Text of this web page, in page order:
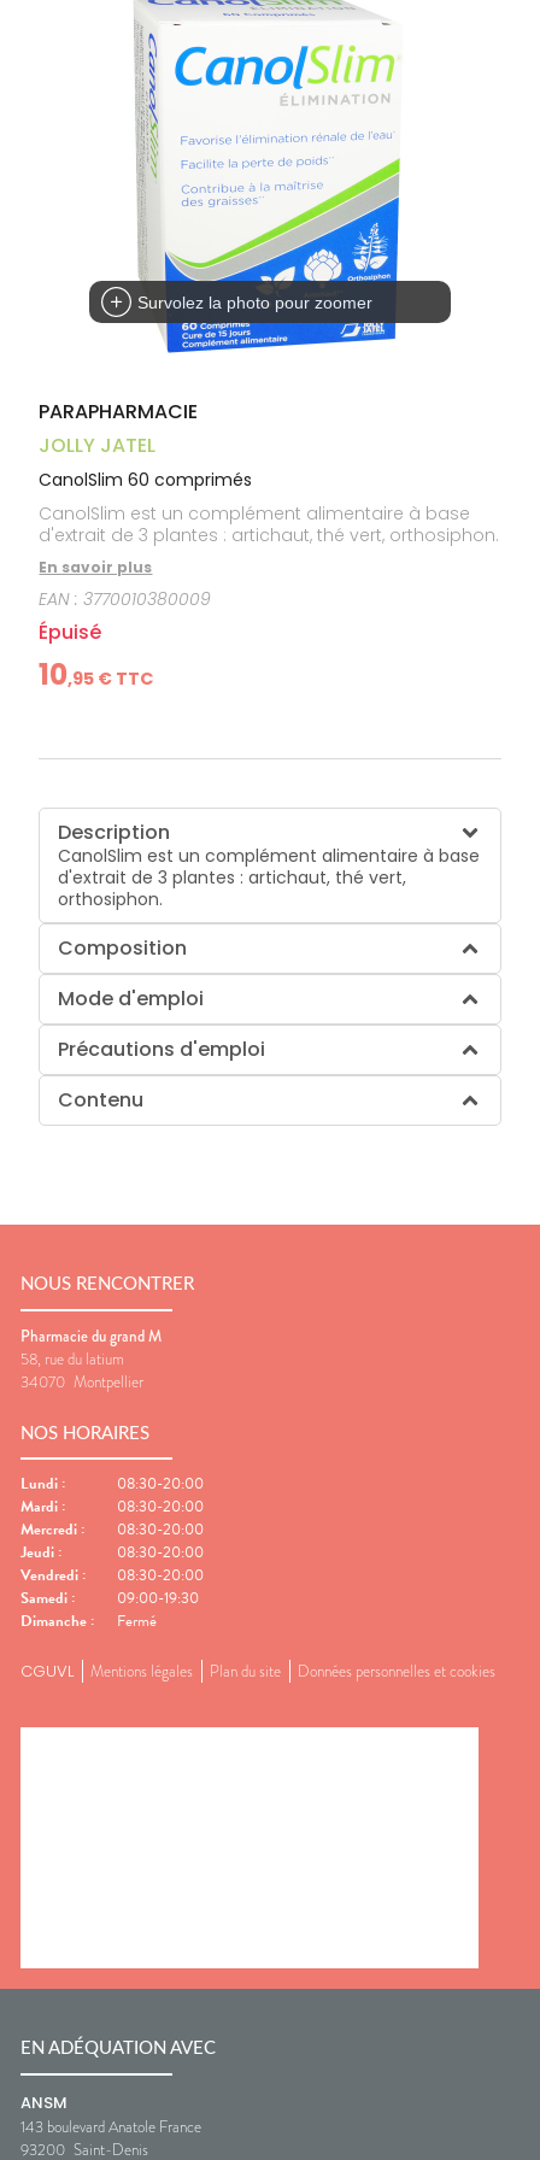
Orthopédie
Trousse à
pharmacie
Aliments
Compléments
alimentaires
Dispositifs
médicaux
Vétérinaire
VISAGE-
CORPS-
CHEVEUX
Etendre
Cheveux
Corps
Homme
Solaire
Visage
PHARMACIES
DE GARDE
VOTRE
APPLICATION
DE SANTÉ
Survolez la photo pour zoomer
PARAPHARMACIE
JOLLY JATEL
CanolSlim 60 comprimés
CanolSlim est un complément alimentaire à base
d'extrait de 3 plantes : artichaut, thé vert, orthosiphon.
En savoir plus
EAN :3770010380009
Épuisé
10,95 € TTC
Description
CanolSlim est un complément alimentaire à base
d'extrait de 3 plantes : artichaut, thé vert,
orthosiphon.
Composition
Mode d'emploi
Précautions d'emploi
Contenu
NOUS RENCONTRER
Pharmacie du grand M
58, rue du latium
34070 Montpellier
NOS HORAIRES
Lundi :
08:30-20:00
Mardi :
08:30-20:00
Mercredi :
08:30-20:00
Jeudi :
08:30-20:00
Vendredi :
08:30-20:00
Samedi :
09:00-19:30
Dimanche : Fermé
CGUVL Mentions légales Plan du site Données personnelles et cookies
EN ADÉQUATION AVEC
ANSM
143 boulevard Anatole France
93200 Saint-Denis